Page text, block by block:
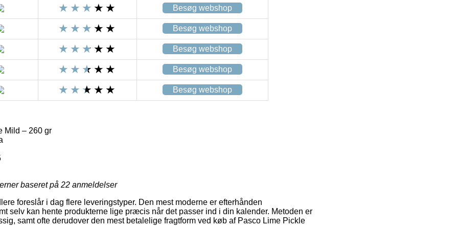
Besøg webshop
Besøg webshop
Besøg webshop
Besøg webshop
Besøg webshop
Mild – 260 gr
baseret på 22 anmeldelser
foreslår i dag flere leveringstyper. Den mest moderne er efterhånden
selv kan hente produkterne lige præcis når det passer ind i din kalender. Metoden er
samt ofte derudover den mest betalelige fragtform ved køb af Pasco Lime Pickle